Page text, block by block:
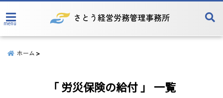
menu
ホーム
「 労災保険の給付 」 一覧